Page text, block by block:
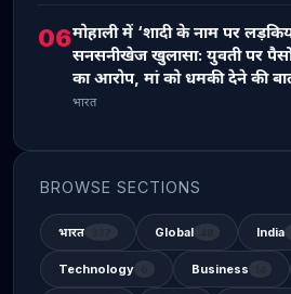
06मोहाली में ‘शादी के नाम पर
सनसनीखेज खुलासा: युवती पर
का आरोप, मां को धमकी देने की
भारत
BROWSE SECTIONS
भारत Global India
Technology Business